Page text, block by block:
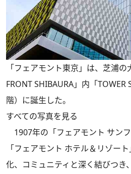
「フェアモント東京」は、芝浦
FRONT SHIBAURA」内「
階）に誕生した。
すべての写真を見る
1907年の「フェアモント サンフ
「フェアモント ホテル＆リゾー
化、コミュニティと深く結びつき